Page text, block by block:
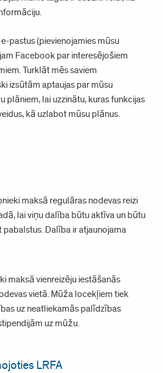
pastus (pievienojamies mūsu
Facebook par interesējošiem
Turklāt mēs saviem
izsūtām aptaujas par mūsu
plāniem, lai uzzinātu, kuras funkcijas
kā uzlabot mūsu plānus.
maksā regulāras nodevas reizi
lai viņu dalība būtu aktīva un būtu
pabalstus. Dalība ir atjaunojama
maksā vienreizēju iestāšanās
vietā. Mūža locekļiem tiek
uz neatliekamās palīdzības
uz mūžu.
LRFA